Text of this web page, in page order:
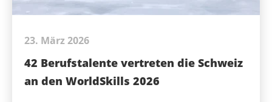
23. März 2026
42 Berufstalente vertreten die Schweiz
an den WorldSkills 2026